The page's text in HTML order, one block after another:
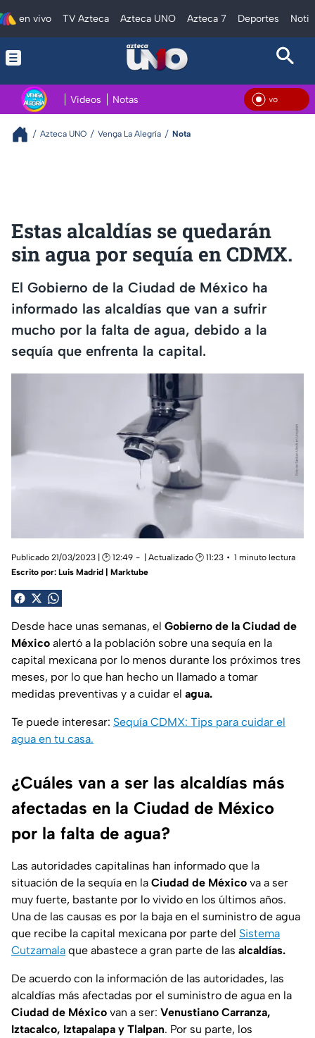
en vivo TV Azteca Azteca UNO Azteca 7 Deportes
Videos Notas En
Azteca UNO Venga La Alegría Nota
Estas alcaldías se quedarán
sin agua por sequía en CDMX.
El Gobierno de la Ciudad de México ha
informado las alcaldías que van a sufrir
mucho por la falta de agua, debido a la
sequía que enfrenta la capital.
Publicado 21/03/2023 | 🕑 12:49 | Actualizado 🕑 11:23
1 minuto lectura
Escrito por: Luis Madrid | Marktube
Desde hace unas semanas, el Gobierno de la Ciudad de
México alertó a la población sobre una sequía en la
capital mexicana por lo menos durante los próximos tres
meses, por lo que han hecho un llamado a tomar
medidas preventivas y a cuidar el agua.
Te puede interesar: Sequía CDMX: Tips para cuidar el
agua en tu casa.
¿Cuáles van a ser las alcaldías más
afectadas en la Ciudad de México
por la falta de agua?
Las autoridades capitalinas han informado que la
situación de la sequía en la Ciudad de México va a ser
muy fuerte, bastante por lo vivido en los últimos años.
Una de las causas es por la baja en el suministro de agua
que recibe la capital mexicana por parte del Sistema
Cutzamala que abastece a gran parte de las alcaldías.
De acuerdo con la información de las autoridades, las
alcaldías más afectadas por el suministro de agua en la
Ciudad de México van a ser: Venustiano Carranza,
Iztacalco, Iztapalapa y Tlalpan. Por su parte, los